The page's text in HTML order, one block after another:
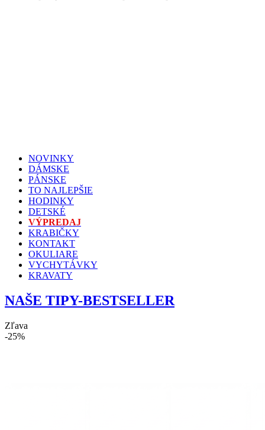
NOVINKY
DÁMSKE
PÁNSKE
TO NAJLEPŠIE
HODINKY
DETSKÉ
VÝPREDAJ
KRABIČKY
KONTAKT
OKULIARE
VYCHYTÁVKY
KRAVATY
NAŠE TIPY-BESTSELLER
Zľava
-25%